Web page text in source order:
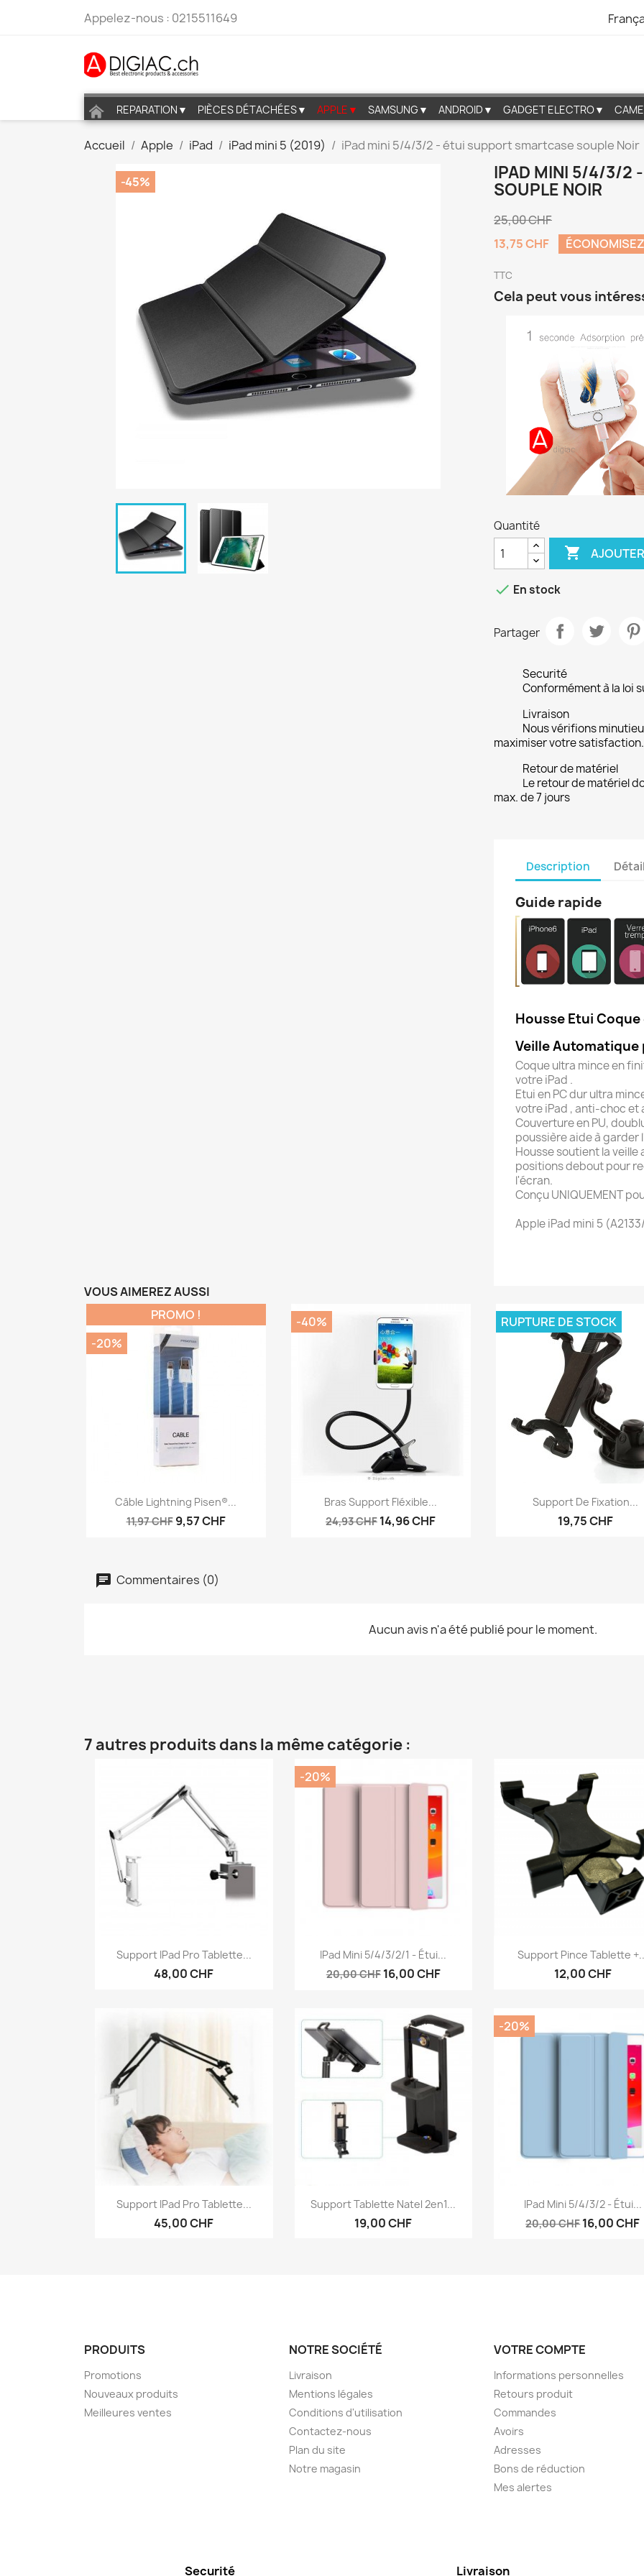
Appelez-nous : 0215511649
REPARATION▼ PIÈCES DÉTACHÉES▼ APPLE▼ SAMSUNG▼ ANDROID▼ GADGET ELECTRO▼
Accueil Apple iPad iPad mini 5 (2019) iPad mini 5/4/3/2 - étui support smartcase souple Noir
-45%
IPAD MINI 5/4/3/2 -
SOUPLE NOIR
25,00 CHF
13,75 CHF
TTC
Cela peut vous
Quantité

 En stock
Partager
Securité
Conformément à la loi
Livraison
Nous vérifions
maximiser votre satisfaction.
Retour de matériel
Le retour de matériel
max. de 7 jours
Description
Guide rapide
Housse Etui
Veille
Coque ultra mince en
votre iPad .
Etui en PC dur ultra
votre iPad , anti-choc
Couverture en PU,
poussière aide à garder
Housse soutient la
positions debout pour
l'écran.
Conçu UNIQUEMENT
Apple iPad mini 5
VOUS AIMEREZ AUSSI
 Aperçu rapide
Câble Lightning Pisen®...
11,97 CHF 9,57 CHF
PROMO !
-20%
 Aperçu rapide
Bras Support Fléxible...
24,93 CHF 14,96 CHF
-40%
Aperçu rapide
Support De Fixation...
19,75 CHF
RUPTURE DE STOCK
Commentaires (0)
Aucun avis n'a été publié pour le moment.
7 autres produits dans la même catégorie :
Aperçu rapide
Support IPad Pro Tablette...
48,00 CHF
Aperçu rapide
IPad Mini 5/4/3/2/1 - Étui...
20,00 CHF 16,00 CHF
-20%
Aperçu rapide
Support Pince Tablette
12,00 CHF
Aperçu rapide
Support IPad Pro Tablette...
45,00 CHF
Aperçu rapide
Support Tablette Natel 2en1...
19,00 CHF
Aperçu rapide
IPad Mini 5/4/3/2 - Étui...
20,00 CHF16,00 CHF
-20%
PRODUITS
Promotions
Nouveaux produits
Meilleures ventes
NOTRE SOCIÉTÉ
Livraison
Mentions légales
Conditions d'utilisation
Contactez-nous
Plan du site
Notre magasin
VOTRE COMPTE
Informations personnelles
Retours produit
Commandes
Avoirs
Adresses
Bons de réduction
Mes alertes
Securité Livraison